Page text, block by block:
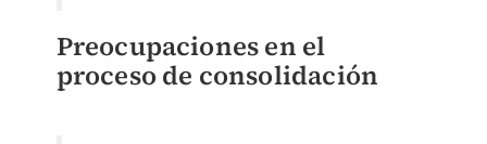
Preocupaciones en el
proceso de consolidación